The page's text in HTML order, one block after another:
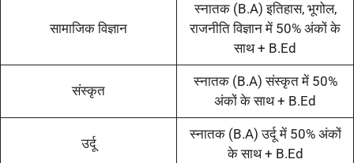
सामाजिक विज्ञान
स्नातक (B.A) इतिहास, भूगोल,
राजनीति विज्ञान में 50% अंकों के
साथ + B.Ed
संस्कृत
स्नातक (B.A) संस्कृत में 50%
अंकों के साथ + B.Ed
उर्दू
स्नातक (B.A) उर्दू में 50% अंकों
के साथ + B.Ed